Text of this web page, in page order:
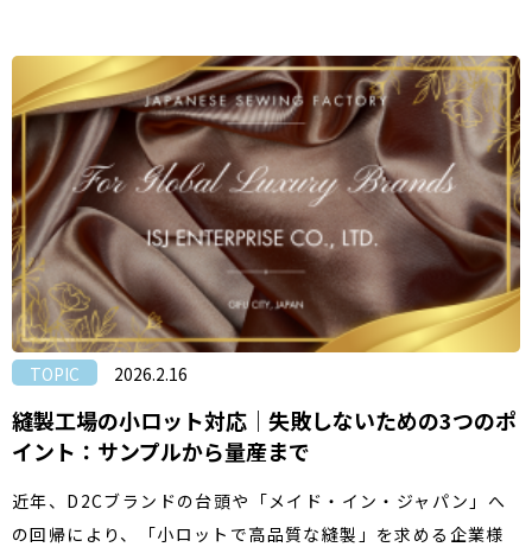
TOPIC 2026.2.16
縫製工場の小ロット対応｜失敗しないための3つのポ
イント：サンプルから量産まで
近年、D2Cブランドの台頭や「メイド・イン・ジャパン」へ
の回帰により、「小ロットで高品質な縫製」を求める企業様